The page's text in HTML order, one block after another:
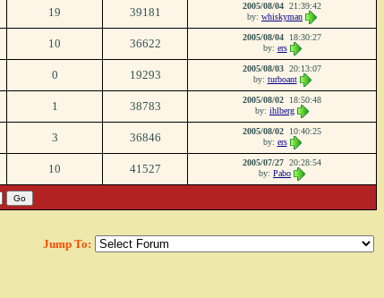
19 39181 2005/08/04 21:39:42
by: whiskyman
10 36622 2005/08/04 18:30:27
by: ers
0 19293 2005/08/03 20:13:07
by: turboant
1 38783 2005/08/02 18:50:48
by: ihlberg
3 36846 2005/08/02 10:40:25
by: ers
10 41527 2005/07/27 20:28:54
by: Pabo
Jump To: